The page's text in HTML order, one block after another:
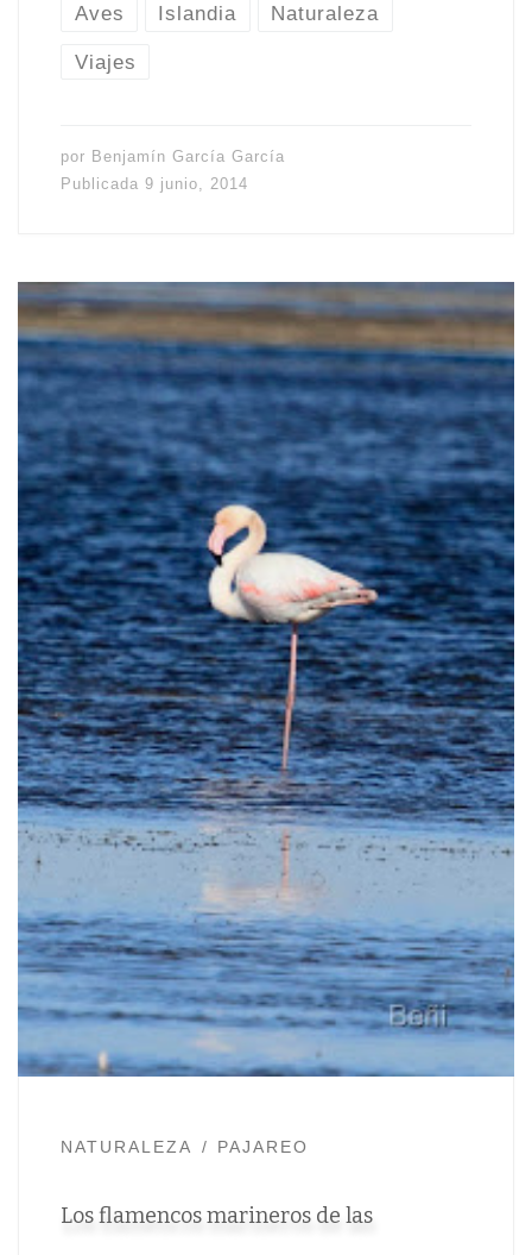
Aves Islandia Naturaleza
Viajes
por Benjamín García García
Publicada 9 junio, 2014
NATURALEZA PAJAREO
Los flamencos marineros de las